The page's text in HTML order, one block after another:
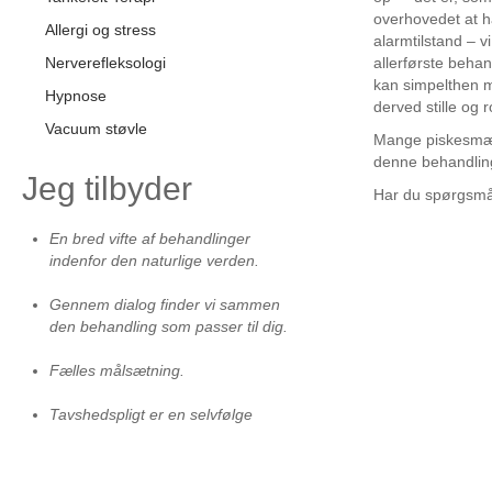
Allergi og stress
Nerverefleksologi
Hypnose
Vacuum støvle
Jeg tilbyder
En bred vifte af behandlinger
indenfor den naturlige verden.
Gennem dialog finder vi sammen
den behandling som passer til dig.
Fælles målsætning.
Tavshedspligt er en selvfølge
overhovedet at
alarmtilstand –
allerførste
kan simpelthen
derved stille og
Mange
denne
Har du